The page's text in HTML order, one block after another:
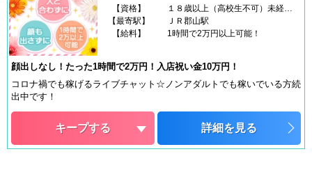
【資格】
【最寄駅】
ＪＲ郡山駅
【給料】
1時間で2万円以上可能！
顔出しなし！たった1時間で2万円！入店祝い金10万円！
コロナ禍でも稼げるライブチャット☆ノンアダルトでも稼いでいる方続
出中です！
キープする 詳細を見る